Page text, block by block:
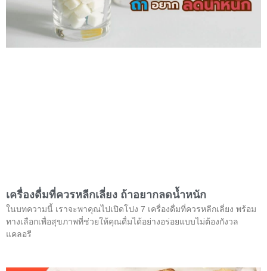
เครื่องดื่มที่ควรหลีกเลี่ยง ถ้าอยากลดน้ำหนัก
ในบทความนี้ เราจะพาคุณไปเปิดโปง 7 เครื่องดื่มที่ควรหลีกเลี่ยง พร้อม
ทางเลือกเพื่อสุขภาพที่ช่วยให้คุณดื่มได้อย่างอร่อยแบบไม่ต้องกังวล
แคลอรี